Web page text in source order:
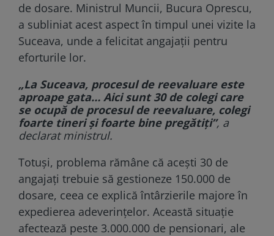
de dosare. Ministrul Muncii, Bucura Oprescu,
a subliniat acest aspect în timpul unei vizite la
Suceava, unde a felicitat angajații pentru
eforturile lor.
„La Suceava, procesul de reevaluare este
aproape gata… Aici sunt 30 de colegi care
se ocupă de procesul de reevaluare, colegi
foarte tineri și foarte bine pregătiți”, a
declarat ministrul.
Totuși, problema rămâne că acești 30 de
angajați trebuie să gestioneze 150.000 de
dosare, ceea ce explică întârzierile majore în
expedierea adeverințelor. Această situație
afectează peste 3.000.000 de pensionari, ale